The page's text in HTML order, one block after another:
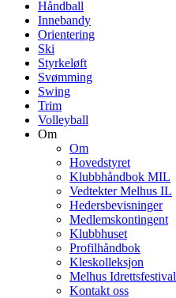
Håndball
Innebandy
Orientering
Ski
Styrkeløft
Svømming
Swing
Trim
Volleyball
Om
Om
Hovedstyret
Klubbhåndbok MIL
Vedtekter Melhus IL
Hedersbevisninger
Medlemskontingent
Klubbhuset
Profilhåndbok
Kleskolleksjon
Melhus Idrettsfestival
Kontakt oss